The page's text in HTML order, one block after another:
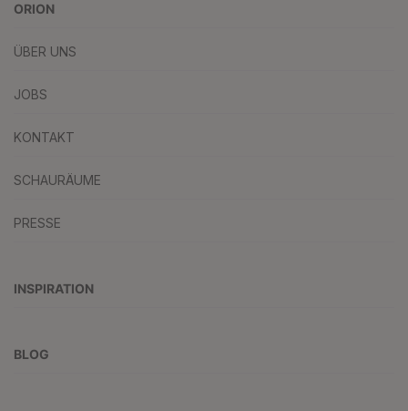
ORION
ÜBER UNS
JOBS
KONTAKT
SCHAURÄUME
PRESSE
INSPIRATION
BLOG